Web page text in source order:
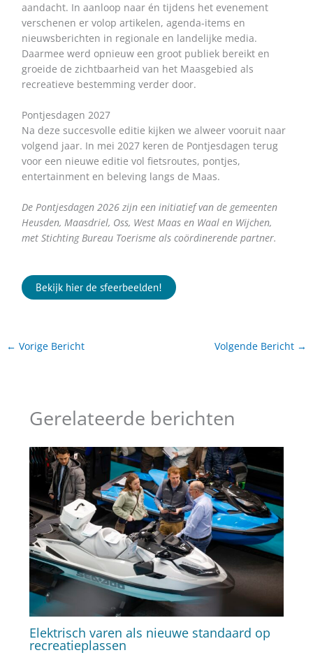
aandacht. In aanloop naar én tijdens het evenement
verschenen er volop artikelen, agenda-items en
nieuwsberichten in regionale en landelijke media.
Daarmee werd opnieuw een groot publiek bereikt en
groeide de zichtbaarheid van het Maasgebied als
recreatieve bestemming verder door.
Pontjesdagen 2027
Na deze succesvolle editie kijken we alweer vooruit naar
volgend jaar. In mei 2027 keren de Pontjesdagen terug
voor een nieuwe editie vol fietsroutes, pontjes,
entertainment en beleving langs de Maas.
De Pontjesdagen 2026 zijn een initiatief van de gemeenten
Heusden, Maasdriel, Oss, West Maas en Waal en Wijchen,
met Stichting Bureau Toerisme als coördinerende partner.
Bekijk hier de sfeerbeelden!
← Vorige Bericht Volgende Bericht →
Gerelateerde berichten
Elektrisch varen als nieuwe standaard op
recreatieplassen